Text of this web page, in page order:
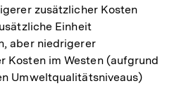
zusätzlicher Kosten
Einheit
aber niedrigerer
Kosten im Westen (aufgrund
Umweltqualitätsniveaus)